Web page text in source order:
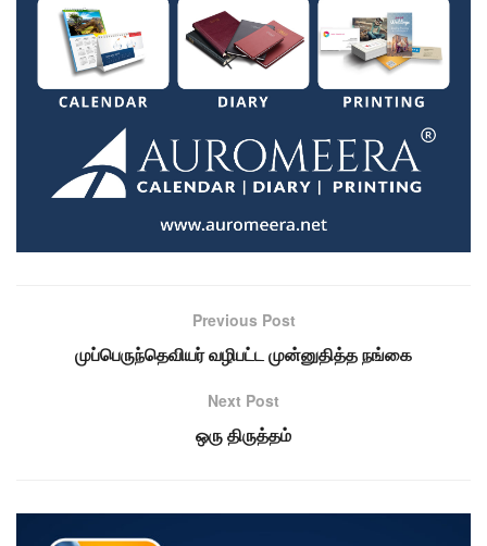
Previous Post
முப்பெருந்தெவியர் வழிபட்ட முன்னுதித்த நங்கை
Next Post
ஒரு திருத்தம்